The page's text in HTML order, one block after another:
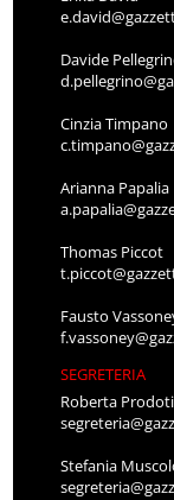
Davide
Cinzia Timpano
Arianna Papalia
Thomas Piccot
Fausto
SEGRETERIA
Roberta Prodoti
Stefania